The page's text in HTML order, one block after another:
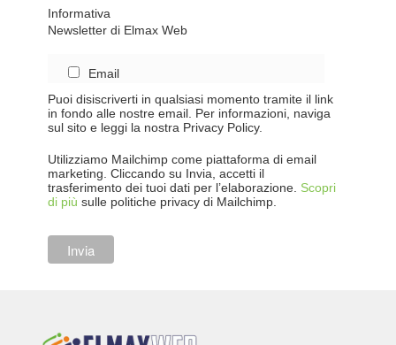
Informativa
Newsletter di Elmax Web
Email
Puoi disiscriverti in qualsiasi momento tramite il link
in fondo alle nostre email. Per informazioni, naviga
sul sito e leggi la nostra Privacy Policy.
Utilizziamo Mailchimp come piattaforma di email
marketing. Cliccando su Invia, accetti il
trasferimento dei tuoi dati per l’elaborazione. Scopri
di più sulle politiche privacy di Mailchimp.